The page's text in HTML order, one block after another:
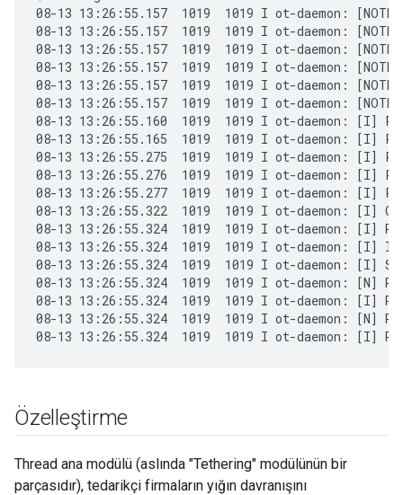
08-13 13:26:55.157  1019  1019 I ot-daemon: [NOTE]-
08-13 13:26:55.157  1019  1019 I ot-daemon:
08-13 13:26:55.157  1019  1019 I ot-daemon:
08-13 13:26:55.157  1019  1019 I ot-daemon:
08-13 13:26:55.157  1019  1019 I ot-daemon:
08-13 13:26:55.157  1019  1019 I ot-daemon:
08-13 13:26:55.160  1019  1019 I ot-daemon: [I]
08-13 13:26:55.165  1019  1019 I ot-daemon: [I]
08-13 13:26:55.275  1019  1019 I ot-daemon: [I] P-
08-13 13:26:55.276  1019  1019 I ot-daemon: [I]
08-13 13:26:55.277  1019  1019 I ot-daemon: [I] P-
08-13 13:26:55.322  1019  1019 I ot-daemon: [I]
08-13 13:26:55.324  1019  1019 I ot-daemon: [I]
08-13 13:26:55.324  1019  1019 I ot-daemon:
08-13 13:26:55.324  1019  1019 I ot-daemon: [I]
08-13 13:26:55.324  1019  1019 I ot-daemon: [N]
08-13 13:26:55.324  1019  1019 I ot-daemon: [I]
08-13 13:26:55.324  1019  1019 I ot-daemon: [N]
08-13 13:26:55.324  1019  1019 I ot-daemon: [I]
Özelleştirme
Thread ana modülü (aslında "Tethering" modülünün bir
parçasıdır), tedarikçi firmaların yığın davranışını